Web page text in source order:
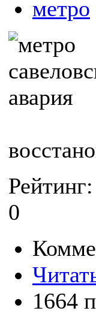
метро
Рейтинг:
0
1664